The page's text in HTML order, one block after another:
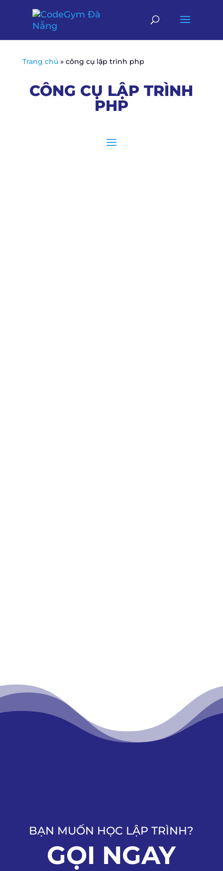
Trang chủ» công cụ lập trình php
CÔNG CỤ LẬP TRÌNH
PHP
BẠN MUỐN HỌC LẬP TRÌNH?
GỌI NGAY